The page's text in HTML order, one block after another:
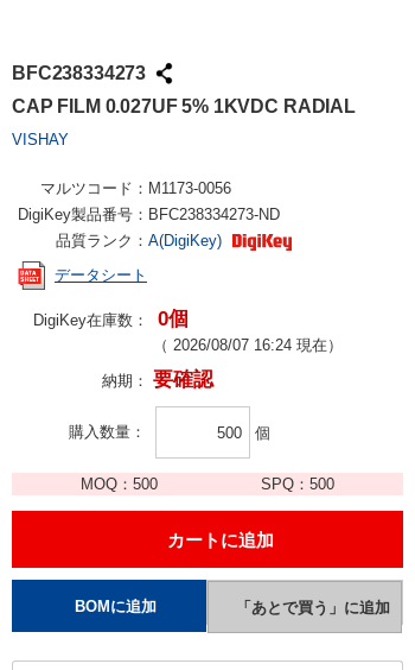
BFC238334273
CAP FILM 0.027UF 5% 1KVDC RADIAL
VISHAY
マルツコード： M1173-0056
DigiKey製品番号： BFC238334273-ND
品質ランク： A(DigiKey)
データシート
DigiKey在庫数： 0個
（ 2026/08/07 16:24 現在）
納期： 要確認
購入数量 個
MOQ：500 SPQ： 500